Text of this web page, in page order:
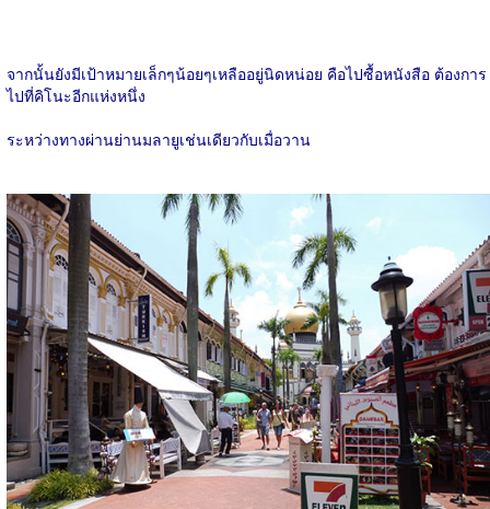
จากนั้นยังมีเป้าหมายเล็กๆน้อยๆเหลืออยู่นิดหน่อย คือไปซื้อหนังสือ ต้องการ
ไปที่คิโนะอีกแห่งหนึ่ง
ระหว่างทางผ่านย่านมลายูเช่นเดียวกับเมื่อวาน